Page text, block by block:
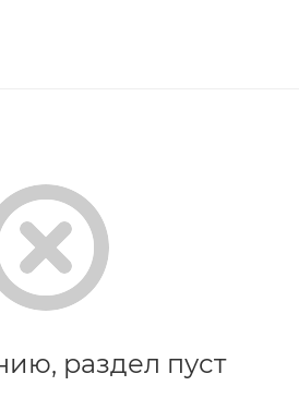
раздел пуст